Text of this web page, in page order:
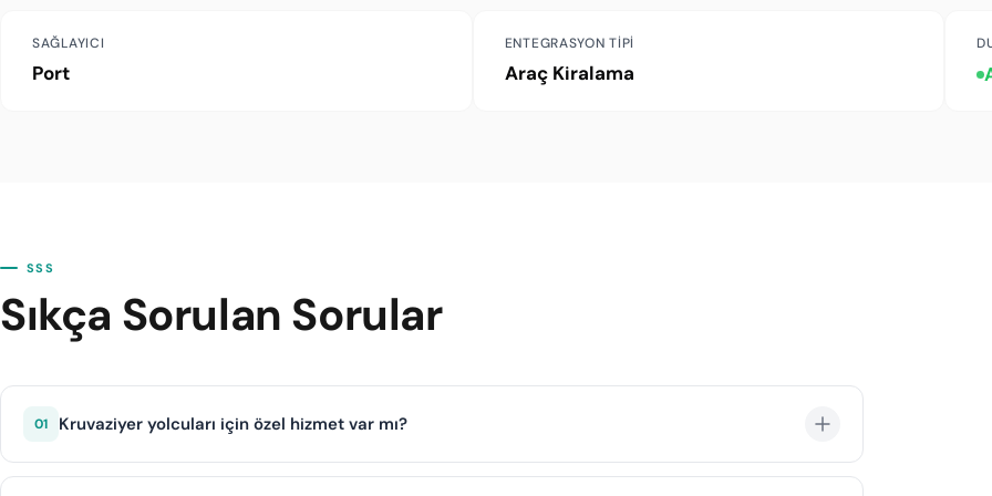
SAĞLAYICI
Port
ENTEGRASYON TIPI
Araç Kiralama
SSS
Sıkça Sorulan Sorular
01 Kruvaziyer yolcuları için özel hizmet var mı?
Evet, Port kruvaziyer limanda karşılama, bagaj yardımı ve gemiye dönüş saatine uygun esnek iade